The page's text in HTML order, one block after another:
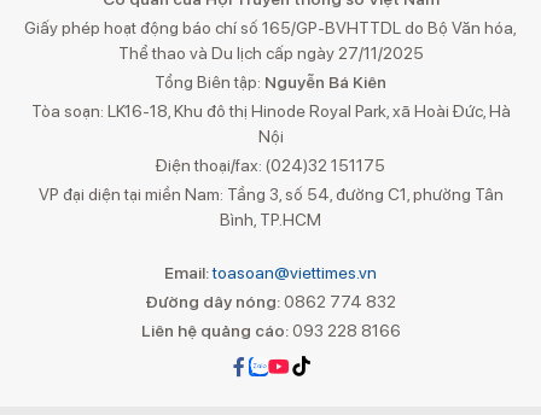
Giấy phép hoạt động báo chí số 165/GP-BVHTTDL do Bộ Văn hóa,
Thể thao và Du lịch cấp ngày 27/11/2025
Tổng Biên tập: Nguyễn Bá Kiên
Tòa soạn: LK16-18, Khu đô thị Hinode Royal Park, xã Hoài Đức, Hà
Nội
Điện thoại/fax: (024)32 151175
VP đại diện tại miền Nam: Tầng 3, số 54, đường C1, phường Tân
Bình, TP.HCM
Email:toasoan@viettimes.vn
Đường dây nóng: 0862 774 832
Liên hệ quảng cáo:093 228 8166